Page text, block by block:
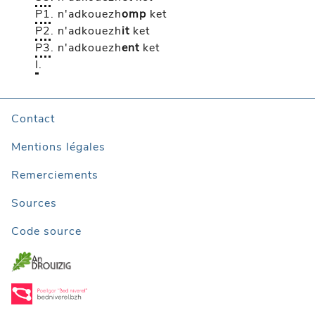
P1. n'adkouezhomp ket
P2. n'adkouezhit ket
P3. n'adkouezhent ket
I.
Contact
Mentions légales
Remerciements
Sources
Code source